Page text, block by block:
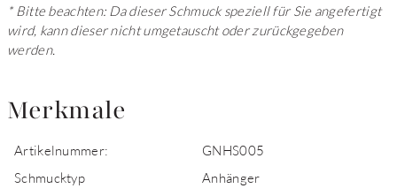
* Bitte beachten: Da dieser Schmuck speziell für Sie angefertigt
wird, kann dieser nicht umgetauscht oder zurückgegeben
werden.
Merkmale
Artikelnummer:
GNHS005
Schmucktyp
Anhänger